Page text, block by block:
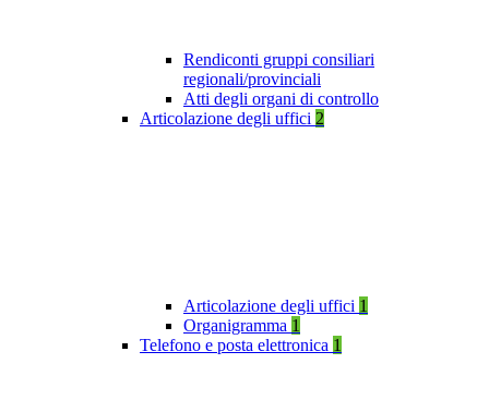
Rendiconti gruppi consiliari
regionali/provinciali
Atti degli organi di controllo
Articolazione degli uffici 2
Articolazione degli uffici 1
Organigramma 1
Telefono e posta elettronica 1